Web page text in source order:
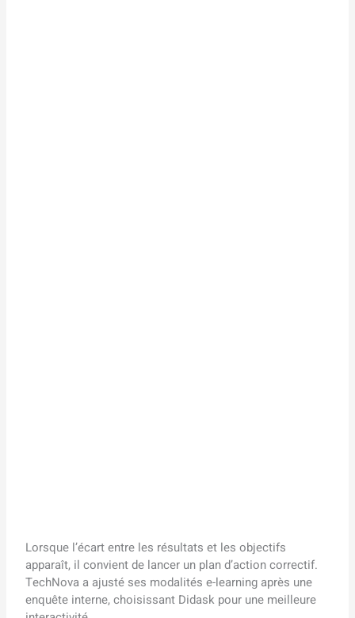
Lorsque l’écart entre les résultats et les objectifs
apparaît, il convient de lancer un plan d’action correctif.
TechNova a ajusté ses modalités e-learning après une
enquête interne, choisissant Didask pour une meilleure